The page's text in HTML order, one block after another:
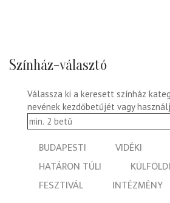
Színház-választó
Válassza ki a keresett színház
nevének kezdőbetűjét vagy
BUDAPESTI VIDÉKI
HATÁRON TÚLI
KÜLFÖLDI
FESZTIVÁL
INTÉZMÉNY